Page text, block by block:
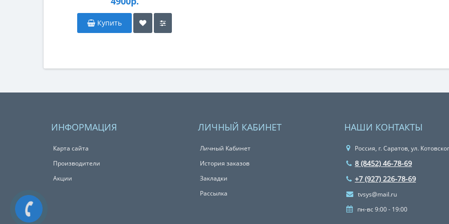
Купить
ИНФОРМАЦИЯ
Карта сайта
Производители
Акции
ЛИЧНЫЙ КАБИНЕТ
Личный Кабинет
История заказов
Закладки
Рассылка
НАШИ КОНТАКТЫ
Россия, г. Саратов, ул.
8 (8452) 46-78-69
+7 (927) 226-78-69
tvsys@mail.ru
пн-вс 9:00 - 19:00